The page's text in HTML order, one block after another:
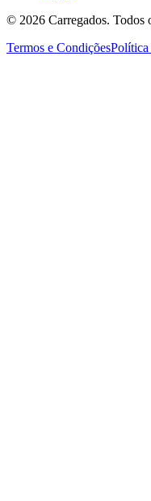
© 2026 Carregados. Todos
Termos e CondiçõesPolítica